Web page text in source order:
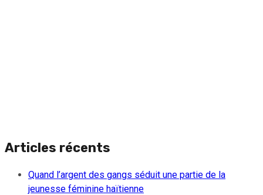
Articles récents
Quand l’argent des gangs séduit une partie de la
jeunesse féminine haïtienne